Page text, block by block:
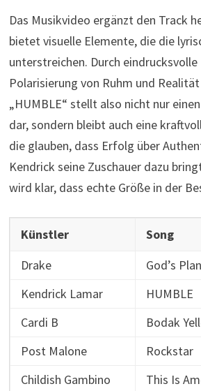
Das Musikvideo ergänzt den Track
bietet visuelle Elemente, die die
unterstreichen. Durch
Polarisierung von Ruhm und
„HUMBLE“ stellt also nicht nur
dar, sondern bleibt auch eine
die glauben, dass Erfolg über
Kendrick seine Zuschauer dazu
wird klar, dass echte Größe in der
Künstler Song
Drake
God’s Plan
Kendrick Lamar
HUMBLE
Cardi B
Bodak
Post Malone
Rockstar
Childish Gambino
This Is